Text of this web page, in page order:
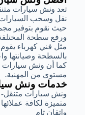
تعد ونش سيارات
نقل وسحب
حيث نقوم بتوفير
ورفع سطحة
مثل فني كهرباء يقوم
بالسطحة وصيانتها
كما أن ونش سيارات
مستوى من المهنية.
خدمات ونش
ونش سيارات متنقل-
متميزة لكافة
وإتقان تام